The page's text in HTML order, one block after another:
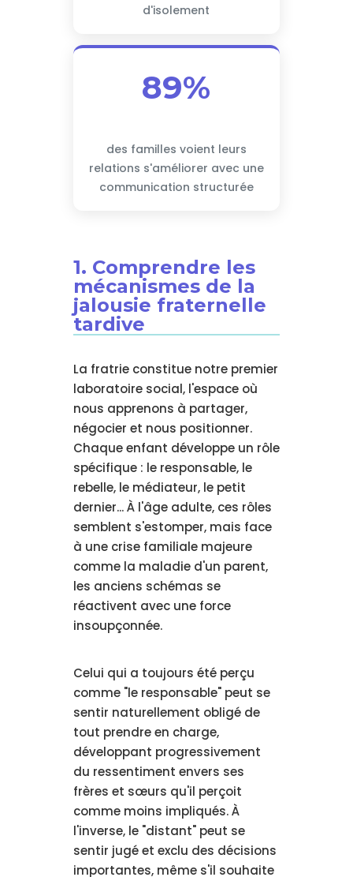
d'isolement
89%
des familles voient leurs
relations s'améliorer avec une
communication structurée
1. Comprendre les
mécanismes de la
jalousie fraternelle
tardive
La fratrie constitue notre premier
laboratoire social, l'espace où
nous apprenons à partager,
négocier et nous positionner.
Chaque enfant développe un rôle
spécifique : le responsable, le
rebelle, le médiateur, le petit
dernier... À l'âge adulte, ces rôles
semblent s'estomper, mais face
à une crise familiale majeure
comme la maladie d'un parent,
les anciens schémas se
réactivent avec une force
insoupçonnée.
Celui qui a toujours été perçu
comme "le responsable" peut se
sentir naturellement obligé de
tout prendre en charge,
développant progressivement
du ressentiment envers ses
frères et sœurs qu'il perçoit
comme moins impliqués. À
l'inverse, le "distant" peut se
sentir jugé et exclu des décisions
importantes, même s'il souhaite